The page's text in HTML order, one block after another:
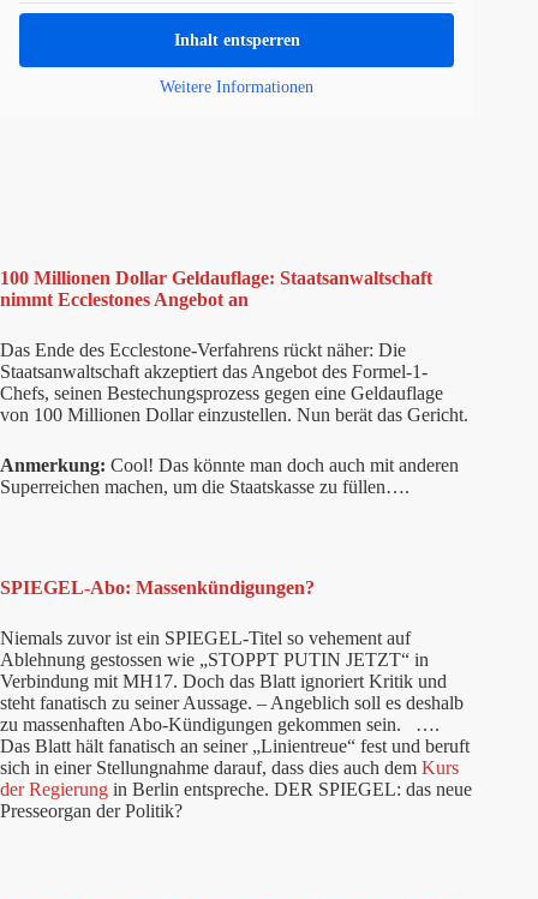
Inhalt entsperren
Weitere Informationen
100 Millionen Dollar Geldauflage: Staatsanwaltschaft
nimmt Ecclestones Angebot an
Das Ende des Ecclestone-Verfahrens rückt näher: Die
Staatsanwaltschaft akzeptiert das Angebot des Formel-1-
Chefs, seinen Bestechungsprozess gegen eine Geldauflage
von 100 Millionen Dollar einzustellen. Nun berät das Gericht.
Anmerkung: Cool! Das könnte man doch auch mit anderen
Superreichen machen, um die Staatskasse zu füllen….
SPIEGEL-Abo: Massenkündigungen?
Niemals zuvor ist ein SPIEGEL-Titel so vehement auf
Ablehnung gestossen wie „STOPPT PUTIN JETZT“ in
Verbindung mit MH17. Doch das Blatt ignoriert Kritik und
steht fanatisch zu seiner Aussage. – Angeblich soll es deshalb
zu massenhaften Abo-Kündigungen gekommen sein. ….
Das Blatt hält fanatisch an seiner „Linientreue“ fest und beruft
sich in einer Stellungnahme darauf, dass dies auch dem Kurs
der Regierung in Berlin entspreche. DER SPIEGEL: das neue
Presseorgan der Politik?